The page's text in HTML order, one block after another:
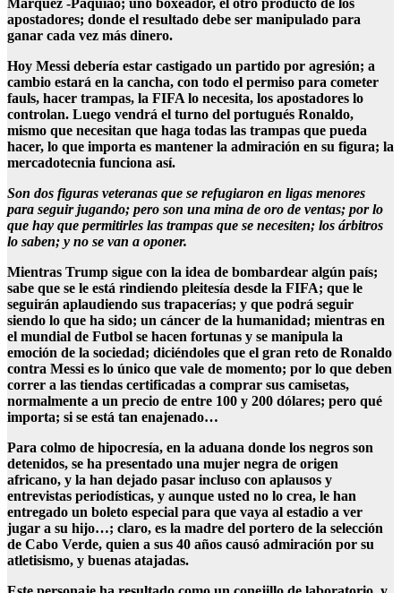
Marquez -Paquiao; uno boxeador, el otro producto de los
apostadores; donde el resultado debe ser manipulado para
ganar cada vez más dinero.
Hoy Messi debería estar castigado un partido por agresión; a
cambio estará en la cancha, con todo el permiso para cometer
fauls, hacer trampas, la FIFA lo necesita, los apostadores lo
controlan. Luego vendrá el turno del portugués Ronaldo,
mismo que necesitan que haga todas las trampas que pueda
hacer, lo que importa es mantener la admiración en su figura; la
mercadotecnia funciona así.
Son dos figuras veteranas que se refugiaron en ligas menores
para seguir jugando; pero son una mina de oro de ventas; por lo
que hay que permitirles las trampas que se necesiten; los árbitros
lo saben; y no se van a oponer.
Mientras Trump sigue con la idea de bombardear algún país;
sabe que se le está rindiendo pleitesía desde la FIFA; que le
seguirán aplaudiendo sus trapacerías; y que podrá seguir
siendo lo que ha sido; un cáncer de la humanidad; mientras en
el mundial de Futbol se hacen fortunas y se manipula la
emoción de la sociedad; diciéndoles que el gran reto de Ronaldo
contra Messi es lo único que vale de momento; por lo que deben
correr a las tiendas certificadas a comprar sus camisetas,
normalmente a un precio de entre 100 y 200 dólares; pero qué
importa; si se está tan enajenado…
Para colmo de hipocresía, en la aduana donde los negros son
detenidos, se ha presentado una mujer negra de origen
africano, y la han dejado pasar incluso con aplausos y
entrevistas periodísticas, y aunque usted no lo crea, le han
entregado un boleto especial para que vaya al estadio a ver
jugar a su hijo…; claro, es la madre del portero de la selección
de Cabo Verde, quien a sus 40 años causó admiración por su
atletisismo, y buenas atajadas.